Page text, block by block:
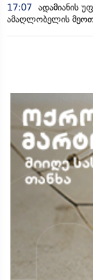
17:07 ადამიანის
ამაღლობელის